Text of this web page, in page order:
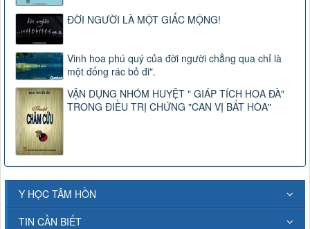
ĐỜI NGƯỜI LÀ MỘT GIẤC MỘNG!
Vinh hoa phú quý của đời người chẳng qua chỉ là
một đống rác bỏ đi".
VẬN DỤNG NHÓM HUYỆT " GIÁP TÍCH HOA ĐÀ"
TRONG ĐIỀU TRỊ CHỨNG "CAN VỊ BẤT HÒA"
Y HỌC TÂM HỒN
TIN CẦN BIẾT